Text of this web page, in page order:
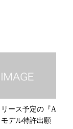
リース予定の『A
デル特許出願